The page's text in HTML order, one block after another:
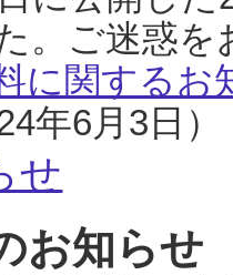
。ご迷惑
に関するお
年6月3日）
せ
お知らせ